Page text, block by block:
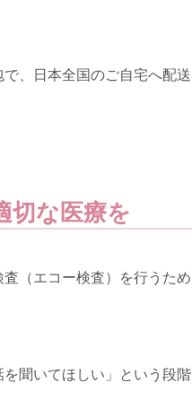
、日本全国のご自宅へ配送
切な医療を
（エコー検査）を行うため
聞いてほしい」という段階